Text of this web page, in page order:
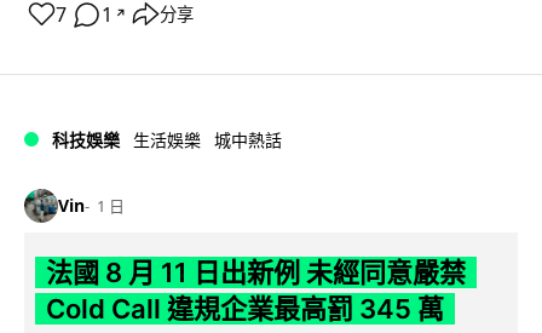
7 1 ↗ 分享
科技娛樂 生活娛樂 城中熱話
Vin 1 日
法國 8 月 11 日出新例 未經同意嚴禁
Cold Call 違規企業最高罰 345 萬